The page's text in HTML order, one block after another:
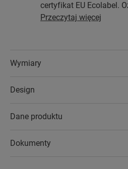
certyfikat EU Ecolabel.
najmniej 80% zostały
fabrykach. Podłogi
usuwać.
Przeczytaj więcej
Wymiary
Design
Dane produktu
Dokumenty